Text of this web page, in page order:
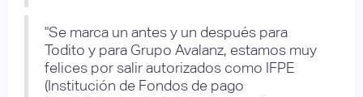
"Se marca un antes y un después para
Todito y para Grupo Avalanz, estamos muy
felices por salir autorizados como IFPE
(Institución de Fondos de pago